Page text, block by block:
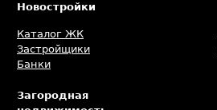
Новостройки
Каталог ЖК
Застройщики
Банки
Загородная